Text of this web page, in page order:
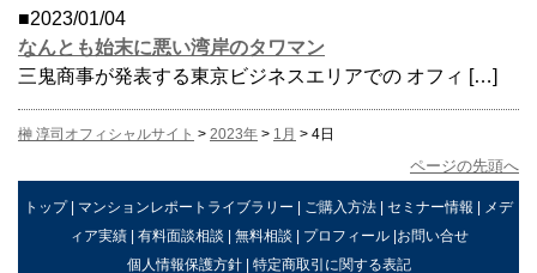
■2023/01/04
なんとも始末に悪い湾岸のタワマン
三鬼商事が発表する東京ビジネスエリアでの オフィ […]
榊 淳司オフィシャルサイト > 2023年 > 1月 > 4日
ページの先頭へ
トップ| マンションレポートライブラリー | ご購入方法 | セミナー情報 | メデ
ィア実績| 有料面談相談 | 無料相談 | プロフィール|お問い合せ
個人情報保護方針| 特定商取引に関する表記